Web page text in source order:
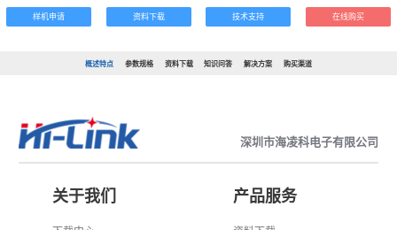
样机申请 资料下载 技术支持 在线购买
概述特点 参数规格 资料下载 知识问答 解决方案 购买渠道
深圳市海凌科电子有限公司
关于我们 产品服务